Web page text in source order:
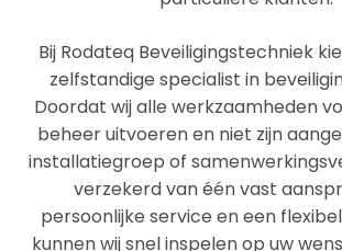
Bij Rodateq Beveiligingstechniek
zelfstandige specialist in
Doordat wij alle werkzaamheden
beheer uitvoeren en niet zijn
installatiegroep of
verzekerd van één vast
persoonlijke service en een
kunnen wij snel inspelen op uw